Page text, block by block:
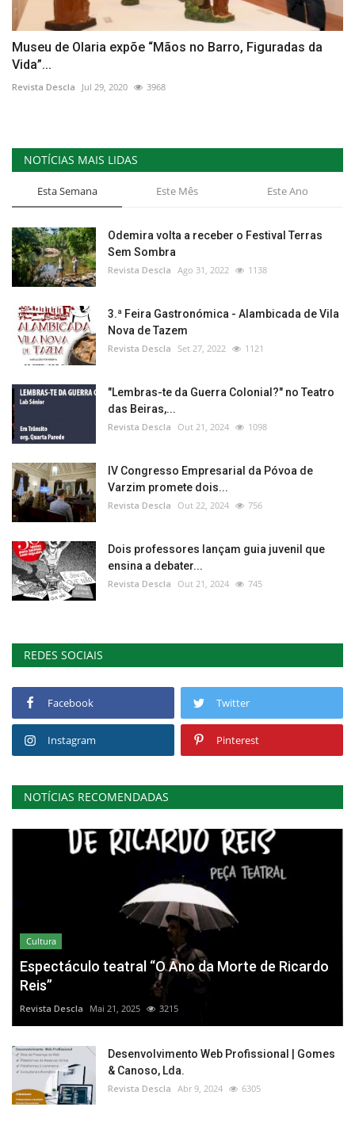
Museu de Olaria expõe “Mãos no Barro, Figuradas da
Vida”...
Revista Descla Jul 29, 2020 3968
NOTÍCIAS MAIS LIDAS
Esta Semana Este Mês Este Ano
Odemira volta a receber o Festival Terras
Sem Sombra
Revista Descla Ago 31, 2022 1138
3.ª Feira Gastronómica - Alambicada de Vila
Nova de Tazem
Revista Descla Set 27, 2022 1121
"Lembras-te da Guerra Colonial?" no Teatro
das Beiras,...
Revista Descla Out 21, 2024 1098
IV Congresso Empresarial da Póvoa de
Varzim promete dois...
Revista Descla Out 22, 2024 756
Dois professores lançam guia juvenil que
ensina a debater...
Revista Descla Out 21, 2024 745
REDES SOCIAIS
Facebook Twitter
Instagram Pinterest
NOTÍCIAS RECOMENDADAS
Cultura
Espectáculo teatral “O Ano da Morte de Ricardo
Reis”
Revista Descla Mai 21, 2025 3215
Desenvolvimento Web Profissional | Gomes
& Canoso, Lda.
Revista Descla Abr 9, 2024 6305